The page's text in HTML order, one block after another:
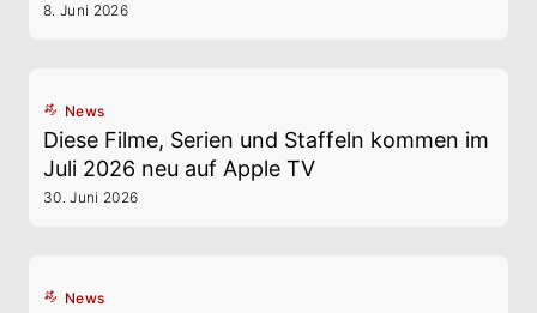
8. Juni 2026
News
Diese Filme, Serien und Staffeln kommen im
Juli 2026 neu auf Apple TV
30. Juni 2026
News